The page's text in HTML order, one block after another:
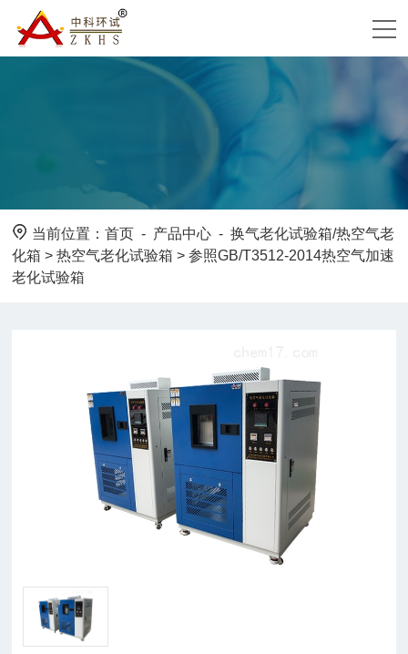
当前位置：首页 - 产品中心 -换气老化试验箱/热空气老
化箱 >热空气老化试验箱 > 参照GB/T3512-2014热空气加速
老化试验箱